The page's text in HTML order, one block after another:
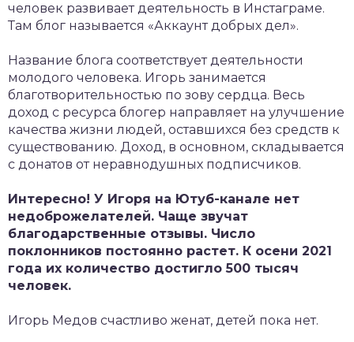
человек развивает деятельность в Инстаграме.
Там блог называется «Аккаунт добрых дел».
Название блога соответствует деятельности
молодого человека. Игорь занимается
благотворительностью по зову сердца. Весь
доход с ресурса блогер направляет на улучшение
качества жизни людей, оставшихся без средств к
существованию. Доход, в основном, складывается
с донатов от неравнодушных подписчиков.
Интересно! У Игоря на Ютуб-канале нет
недоброжелателей. Чаще звучат
благодарственные отзывы. Число
поклонников постоянно растет. К осени 2021
года их количество достигло 500 тысяч
человек.
Игорь Медов счастливо женат, детей пока нет.